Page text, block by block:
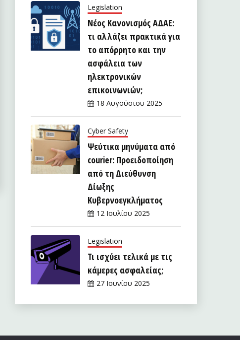
Legislation
Νέος Κανονισμός ΑΔΑΕ:
τι αλλάζει πρακτικά για
το απόρρητο και την
ασφάλεια των
ηλεκτρονικών
επικοινωνιών;
18 Αυγούστου 2025
Cyber Safety
Ψεύτικα μηνύματα από
courier: Προειδοποίηση
από τη Διεύθυνση
Δίωξης
Κυβερνοεγκλήματος
12 Ιουλίου 2025
Legislation
Τι ισχύει τελικά με τις
κάμερες ασφαλείας;
27 Ιουνίου 2025